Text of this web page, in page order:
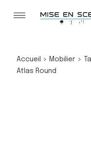
Accueil > Mobilier>
Atlas Round